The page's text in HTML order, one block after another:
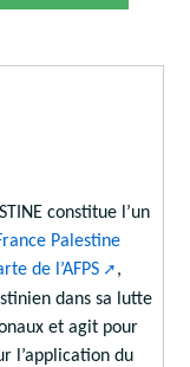
constitue l’un
Palestine
de l’AFPS
,
dans sa lutte
et agit pour
l’application du